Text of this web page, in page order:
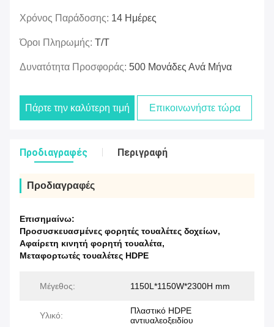
Χρόνος Παράδοσης: 14 Ημέρες
Όροι Πληρωμής: Τ/Τ
Δυνατότητα Προσφοράς: 500 Μονάδες Ανά Μήνα
Πάρτε την καλύτερη τιμή Επικοινωνήστε τώρα
Προδιαγραφές Περιγραφή
Προδιαγραφές
Επισημαίνω:
Προσυσκευασμένες φορητές τουαλέτες δοχείων,
Αφαίρετη κινητή φορητή τουαλέτα,
Μεταφορτωτές τουαλέτες HDPE
Μέγεθος: 1150L*1150W*2300H mm
Υλικό:
Πλαστικό HDPE
αντιυαλεοξειδίου